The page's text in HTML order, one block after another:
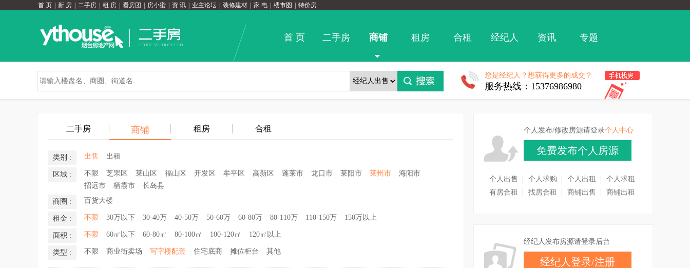
首 页 新 房 二手房 租 房 看房团 房小蜜 资 讯 业主论坛 装修建材 家 电 楼市图 特价房
首 页 二手房 商铺 租房 合租 经纪人 资讯 专题
您是经纪人？想获得更多的成交？
服务热线：15376986980
二手房 商铺 租房 合租
类别 : 出售 出租
区域 : 不限 芝罘区 莱山区 福山区 开发区 牟平区 高新区 蓬莱市 龙口市 莱阳市 莱州市
海阳市
招远市
栖霞市 长岛县
商圈 : 百货大楼
租金 : 不限 30万以下 30-40万 40-50万 50-60万 60-80万 80-110万 110-150万 150万以上
面积 : 不限 60㎡以下 60-80㎡ 80-100㎡ 100-120㎡ 120㎡以上
类型 : 不限 商业街卖场 写字楼配套 住宅底商 摊位柜台 其他
个人发布/修改房源请登录个人中心
免费发布个人房源
个人出售 个人求购 个人出租
个人求租
有房合租
找房合租 商铺出售 商铺出租
经纪人发布房源请登录后台
经纪人登录/注册